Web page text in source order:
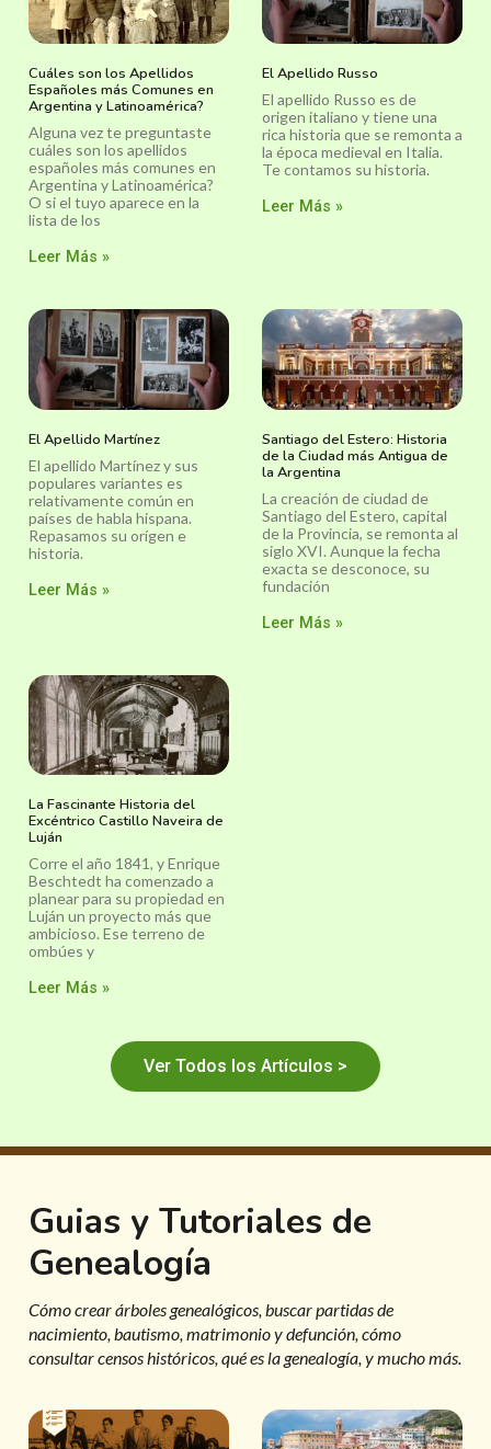
Cuáles son los Apellidos
Españoles más Comunes en
Argentina y Latinoamérica?
Alguna vez te preguntaste
cuáles son los apellidos
españoles más comunes en
Argentina y Latinoamérica?
O si el tuyo aparece en la
lista de los
Leer Más »
El Apellido Russo
El apellido Russo es de
origen italiano y tiene una
rica historia que se remonta a
la época medieval en Italia.
Te contamos su historia.
Leer Más »
El Apellido Martínez
El apellido Martínez y sus
populares variantes es
relativamente común en
países de habla hispana.
Repasamos su orígen e
historia.
Leer Más »
Santiago del Estero: Historia
de la Ciudad más Antigua de
la Argentina
La creación de ciudad de
Santiago del Estero, capital
de la Provincia, se remonta al
siglo XVI. Aunque la fecha
exacta se desconoce, su
fundación
Leer Más »
La Fascinante Historia del
Excéntrico Castillo Naveira de
Luján
Corre el año 1841, y Enrique
Beschtedt ha comenzado a
planear para su propiedad en
Luján un proyecto más que
ambicioso. Ese terreno de
ombúes y
Leer Más »
Ver Todos los Artículos >
Guias y Tutoriales de
Genealogía
Cómo crear árboles genealógicos, buscar partidas de
nacimiento, bautismo, matrimonio y defunción, cómo
consultar censos históricos, qué es la genealogía, y mucho más.